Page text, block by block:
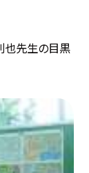
也先生の目黒